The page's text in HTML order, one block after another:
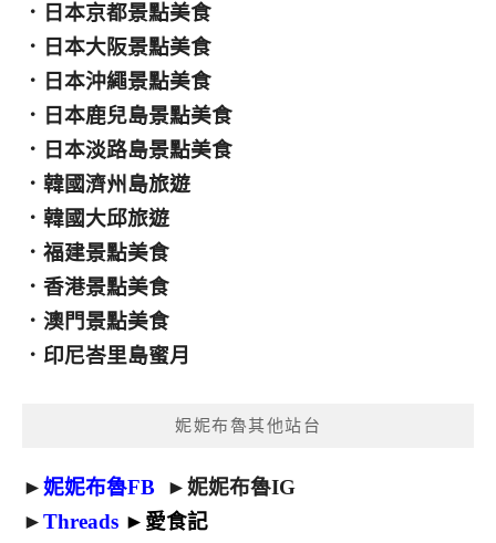
． 日本京都景點美食
． 日本大阪景點美食
． 日本沖繩景點美食
． 日本鹿兒島景點美食
． 日本淡路島景點美食
． 韓國濟州島旅遊
． 韓國大邱旅遊
． 福建景點美食
． 香港景點美食
． 澳門景點美食
． 印尼峇里島蜜月
妮妮布魯其他站台
►妮妮布魯FB ►妮妮布魯IG
►Threads ► 愛食記